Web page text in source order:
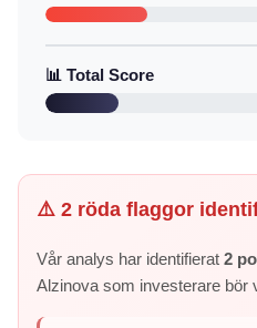
📊 Total Score
⚠️ 2 röda flaggor
Vår analys har identifierat 2
Alzinova som investerare bör